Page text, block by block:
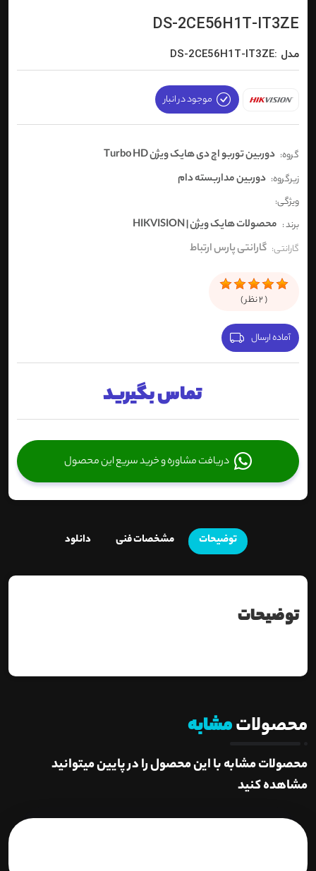
DS-2CE56H1T-IT3ZE
مدل :DS-2CE56H1T-IT3ZE
موجود در انبار
گروه: دوربین توربو اچ دی هایک ویژن Turbo HD
زیرگروه: دوربین مداربسته دام
ویژگی:
برند : محصولات هایک ویژن | HIKVISION
گارانتی: گارانتی پارس ارتباط
(
2نظر )
آماده ارسال
تماس بگیرید
دریافت مشاوره و خرید سریع این محصول
توضیحات مشخصات فنی دانلود
توضیحات
محصولاتمشابه
محصولات مشابه با این محصول را در پایین میتوانید
مشاهده کنید